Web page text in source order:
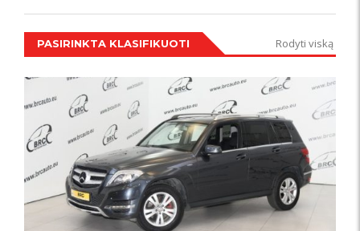
PASIRINKTA KLASIFIKUOTI Rodyti viską
IŠSKIRTINIS